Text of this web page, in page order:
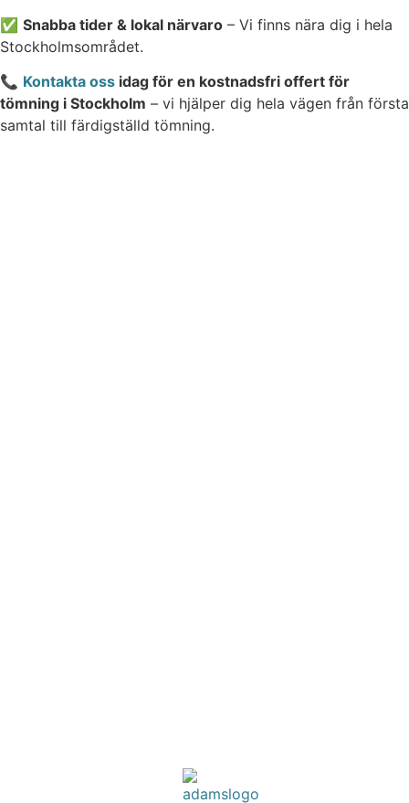
✅ Snabba tider & lokal närvaro – Vi finns nära dig i hela
Stockholmsområdet.
📞 Kontakta oss idag för en kostnadsfri offert för
tömning i Stockholm – vi hjälper dig hela vägen från första
samtal till färdigställd tömning.